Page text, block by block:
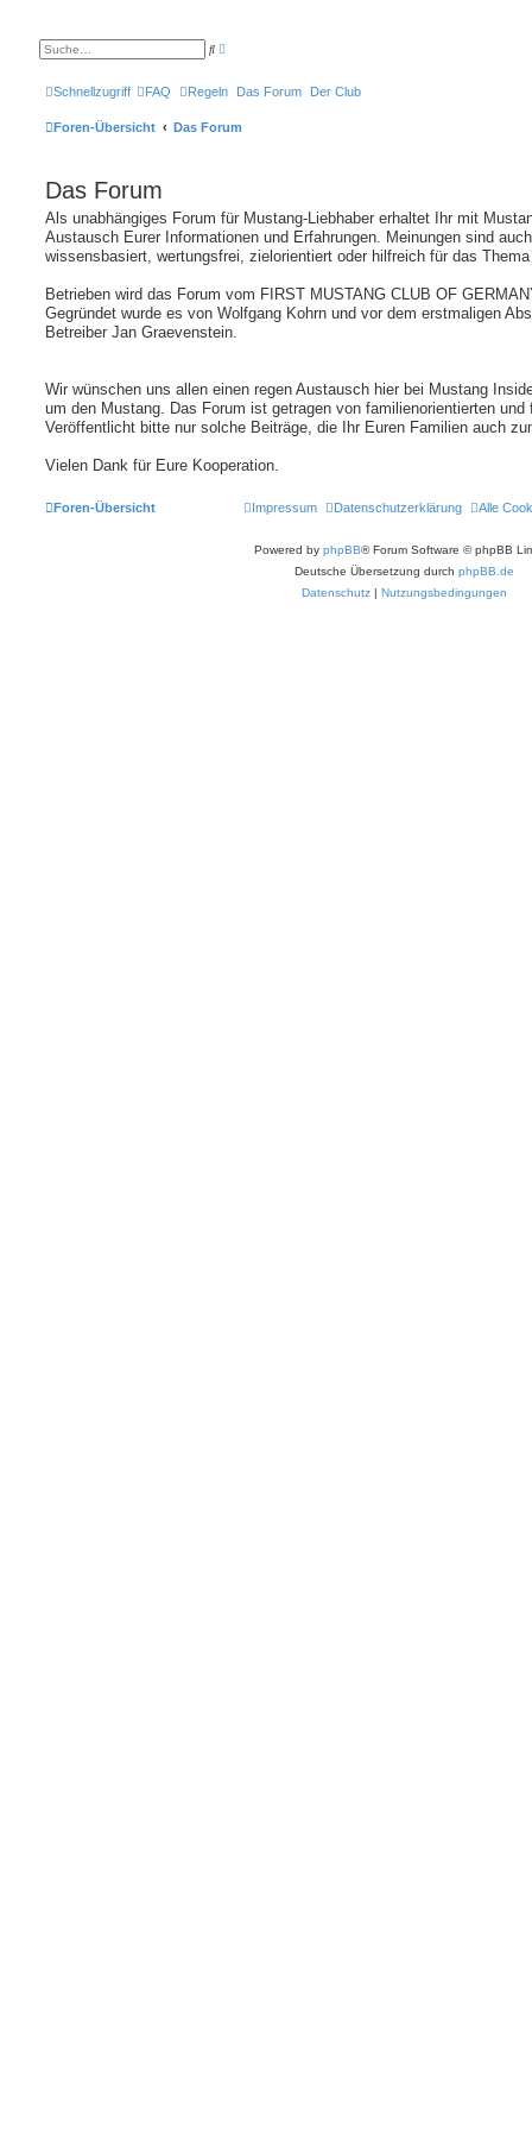
S
h
e i
e
r
h
e
Schnellzugriff FAQ Regeln Das Forum Der Club
Foren-Übersicht Das Forum
Das Forum
Als unabhängiges Forum für Mustang-Liebhaber erhaltet Ihr mit
Austausch Eurer Informationen und Erfahrungen. Meinungen sind
wissensbasiert, wertungsfrei, zielorientiert oder hilfreich für das
Betrieben wird das Forum vom FIRST MUSTANG CLUB OF
Gegründet wurde es von Wolfgang Kohrn und vor dem erstmaligen
Betreiber Jan Graevenstein.
Wir wünschen uns allen einen regen Austausch hier bei Mustang
um den Mustang. Das Forum ist getragen von familienorientierten und
Veröffentlicht bitte nur solche Beiträge, die Ihr Euren Familien auch
Vielen Dank für Eure Kooperation.
Foren-Übersicht Alle
Datenschutzerklärung
Impressum
Powered by phpBB® Forum Software © phpBB
Deutsche Übersetzung durch phpBB.de
Datenschutz | Nutzungsbedingungen